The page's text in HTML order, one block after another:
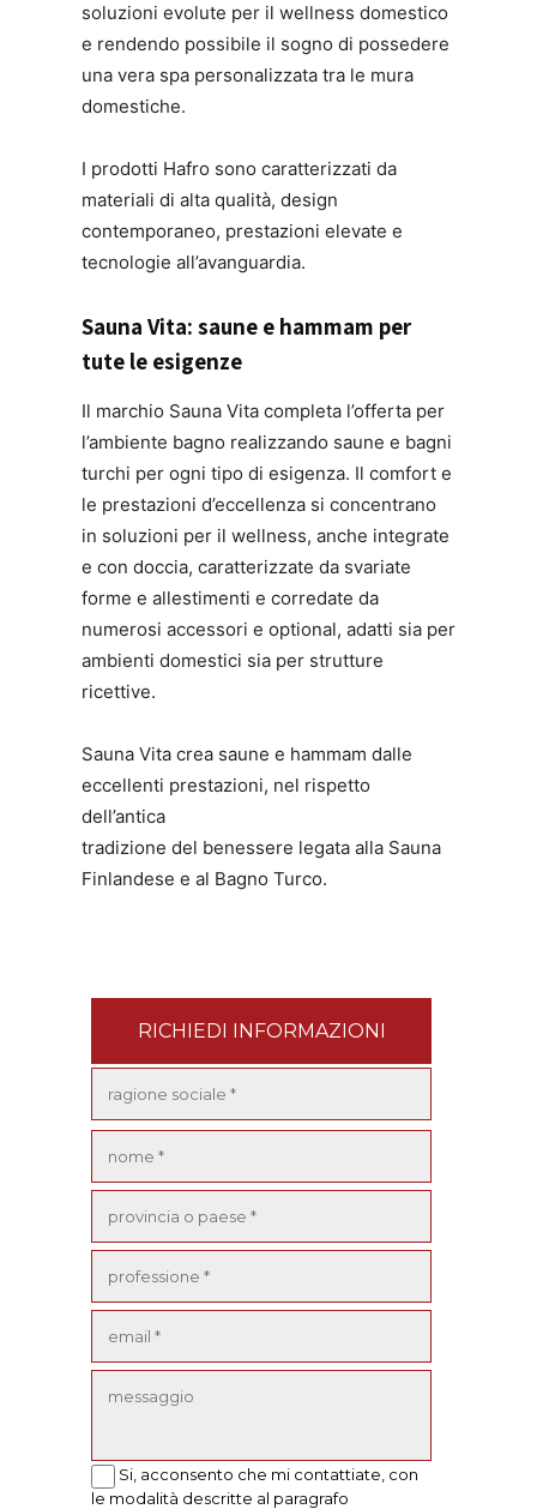
soluzioni evolute per il wellness domestico
e rendendo possibile il sogno di possedere
una vera spa personalizzata tra le mura
domestiche.
I prodotti Hafro sono caratterizzati da
materiali di alta qualità, design
contemporaneo, prestazioni elevate e
tecnologie all’avanguardia.
Sauna Vita: saune e hammam per
tute le esigenze
Il marchio Sauna Vita completa l’offerta per
l’ambiente bagno realizzando saune e bagni
turchi per ogni tipo di esigenza. Il comfort e
le prestazioni d’eccellenza si concentrano
in soluzioni per il wellness, anche integrate
e con doccia, caratterizzate da svariate
forme e allestimenti e corredate da
numerosi accessori e optional, adatti sia per
ambienti domestici sia per strutture
ricettive.
Sauna Vita crea saune e hammam dalle
eccellenti prestazioni, nel rispetto
dell’antica
tradizione del benessere legata alla Sauna
Finlandese e al Bagno Turco.